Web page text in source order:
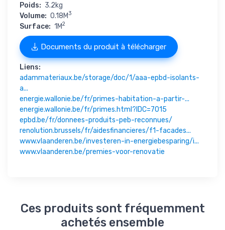
Poids: 3.2kg
Volume: 0.18M3
Surface: 1M2
Documents du produit à télécharger
Liens:
adammateriaux.be/storage/doc/1/aaa-epbd-isolants-
a...
energie.wallonie.be/fr/primes-habitation-a-partir-...
energie.wallonie.be/fr/primes.html?IDC=7015
epbd.be/fr/donnees-produits-peb-reconnues/
renolution.brussels/fr/aidesfinancieres/f1-facades...
www.vlaanderen.be/investeren-in-energiebesparing/i...
www.vlaanderen.be/premies-voor-renovatie
Ces produits sont fréquemment
achetés ensemble